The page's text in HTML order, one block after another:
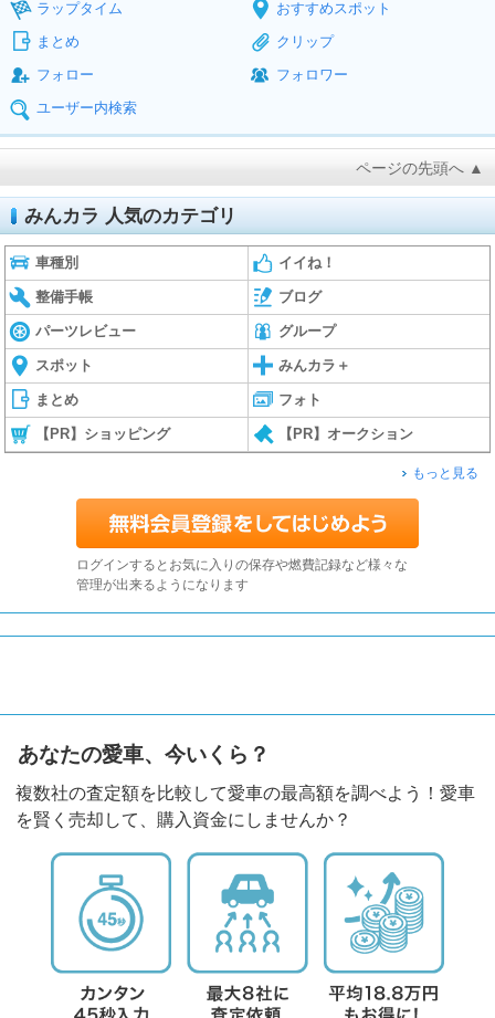
ラップタイム
おすすめスポット
まとめ
クリップ
フォロー
フォロワー
ユーザー内検索
ページの先頭へ ▲
みんカラ 人気のカテゴリ
車種別 イイね！
整備手帳 ブログ
パーツレビュー グループ
スポット みんカラ＋
まとめ フォト
【PR】ショッピング 【PR】オークション
もっと見る
ログインするとお気に入りの保存や燃費記録など様々な
管理が出来るようになります
あなたの愛車、今いくら？
複数社の査定額を比較して愛車の最高額を調べよう！愛車
を賢く売却して、購入資金にしませんか？